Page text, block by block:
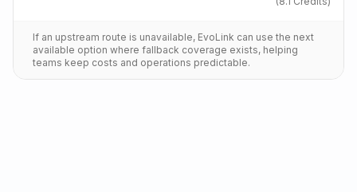
If an upstream route is unavailable, EvoLink can use the next
available option where fallback coverage exists, helping
teams keep costs and operations predictable.